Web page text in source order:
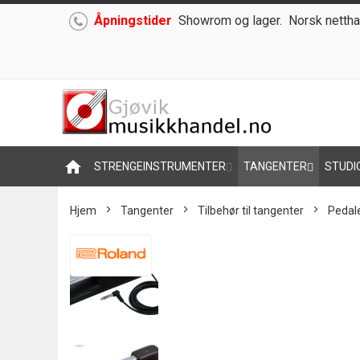
Hoppe Åpningstider Showrom og lager. Norsk
home STRENGEINSTRUMENTER TANGENTER
Hjem Tangenter Tilbehør til tangenter
to
the
end
of